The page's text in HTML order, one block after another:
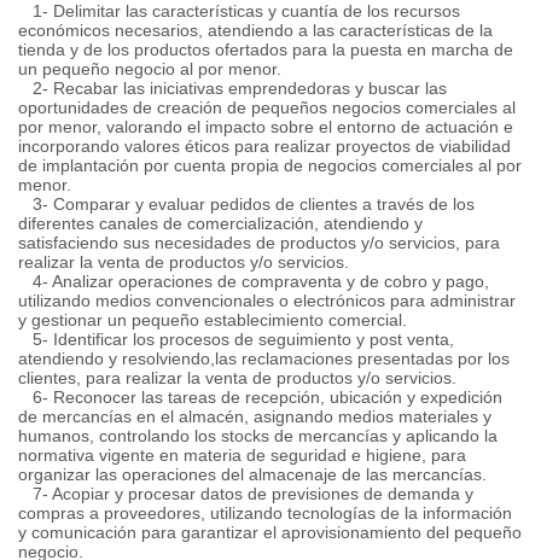
1- Delimitar las características y cuantía de los recursos
económicos necesarios, atendiendo a las características de la
tienda y de los productos ofertados para la puesta en marcha de
un pequeño negocio al por menor.
2- Recabar las iniciativas emprendedoras y buscar las
oportunidades de creación de pequeños negocios comerciales al
por menor, valorando el impacto sobre el entorno de actuación e
incorporando valores éticos para realizar proyectos de viabilidad
de implantación por cuenta propia de negocios comerciales al por
menor.
3- Comparar y evaluar pedidos de clientes a través de los
diferentes canales de comercialización, atendiendo y
satisfaciendo sus necesidades de productos y/o servicios, para
realizar la venta de productos y/o servicios.
4- Analizar operaciones de compraventa y de cobro y pago,
utilizando medios convencionales o electrónicos para administrar
y gestionar un pequeño establecimiento comercial.
5- Identificar los procesos de seguimiento y post venta,
atendiendo y resolviendo,las reclamaciones presentadas por los
clientes, para realizar la venta de productos y/o servicios.
6- Reconocer las tareas de recepción, ubicación y expedición
de mercancías en el almacén, asignando medios materiales y
humanos, controlando los stocks de mercancías y aplicando la
normativa vigente en materia de seguridad e higiene, para
organizar las operaciones del almacenaje de las mercancías.
7- Acopiar y procesar datos de previsiones de demanda y
compras a proveedores, utilizando tecnologías de la información
y comunicación para garantizar el aprovisionamiento del pequeño
negocio.